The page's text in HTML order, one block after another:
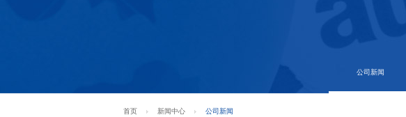
公司新闻
首页 新闻中心 公司新闻